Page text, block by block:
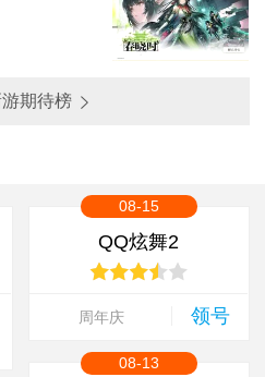
期待榜
08-15
QQ炫舞2
周年庆 领号
08-13